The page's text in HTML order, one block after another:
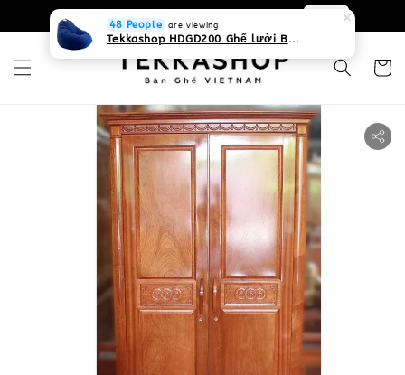
0931268840 Liên hệ với chúng tôi
48 People are viewing
Tekkashop HDGD200 Ghế lười Beanbag form truyền thống, chất liệu Olefin canvas kháng nước, màu xanh biển, có thể sử dụng trong nhà và cả ngoài trời, có quai xách